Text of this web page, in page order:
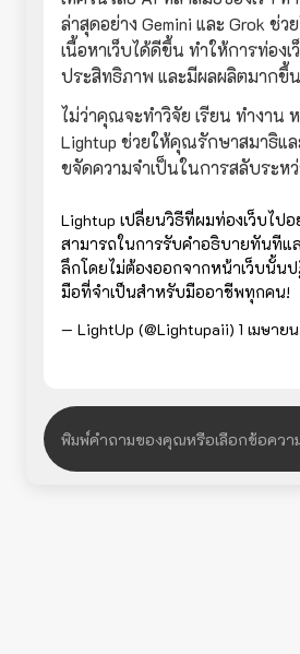
ล่าสุดอย่าง Gemini และ Grok ช่ว
เนื้อหาเว็บได้ดีขึ้น ทำให้การท่อง
ประสิทธิภาพ และมีผลผลิตมากขึ้น
ไม่ว่าคุณจะทำวิจัย เรียน ทำงาน
Lightup ช่วยให้คุณรักษาสมาธิแ
ขจัดความจำเป็นในการสลับระห
Lightup เปลี่ยนวิธีที่ผมท่องเว็บไปอ
สามารถในการรับคำอธิบายทันทีแล
ลึกโดยไม่ต้องออกจากหน้าเว็บนั้นป
มือที่จำเป็นสำหรับมืออาชีพทุกคน!
— LightUp (@Lightupaii) 1 เมษาย